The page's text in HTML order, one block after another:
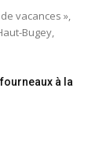
vacances »,
Bugey,
à la